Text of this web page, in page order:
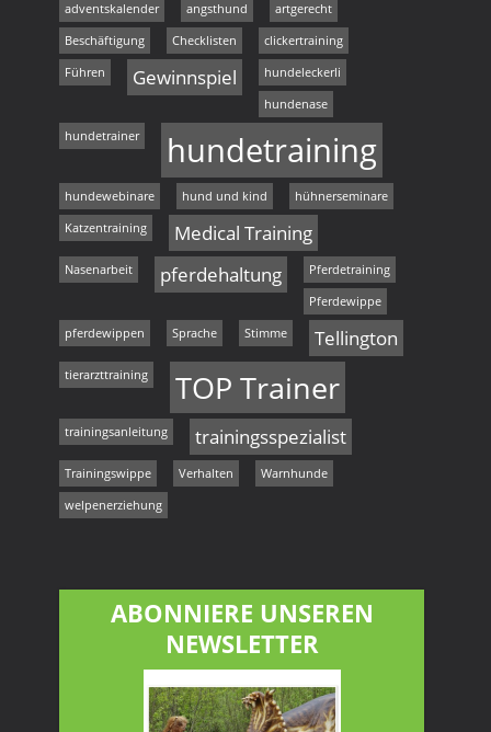
adventskalender angsthund artgerecht
Beschäftigung Checklisten clickertraining
Führen Gewinnspiel hundeleckerli
hundenase
hundetrainer hundetraining
hundewebinare hund und kind hühnerseminare
Katzentraining Medical Training
Nasenarbeit pferdehaltung Pferdetraining
Pferdewippe
pferdewippen Sprache Stimme Tellington
tierarzttraining TOP Trainer
trainingsanleitung trainingsspezialist
Trainingswippe Verhalten Warnhunde
welpenerziehung
ABONNIERE UNSEREN
NEWSLETTER